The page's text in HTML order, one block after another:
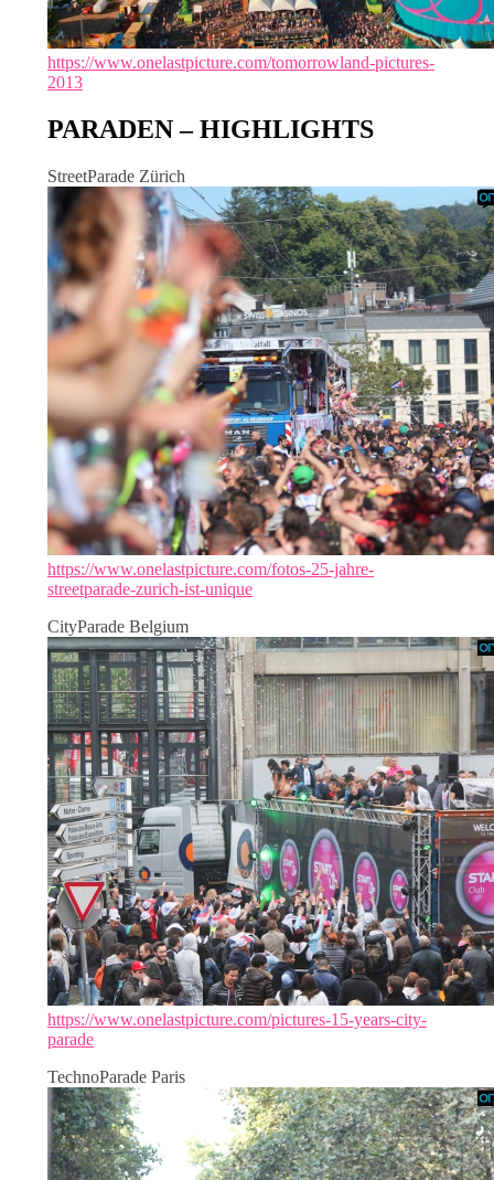
https://www.onelastpicture.com/tomorrowland-pictures-
2013
PARADEN – HIGHLIGHTS
StreetParade Zürich
https://www.onelastpicture.com/fotos-25-jahre-
streetparade-zurich-ist-unique
CityParade Belgium
https://www.onelastpicture.com/pictures-15-years-city-
parade
TechnoParade Paris